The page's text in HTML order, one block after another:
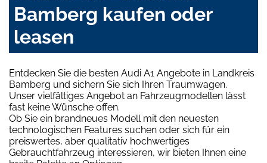
Bamberg kaufen oder
leasen
Entdecken Sie die besten Audi A1 Angebote in Landkreis
Bamberg und sichern Sie sich Ihren Traumwagen.
Unser vielfältiges Angebot an Fahrzeugmodellen lässt
fast keine Wünsche offen.
Ob Sie ein brandneues Modell mit den neuesten
technologischen Features suchen oder sich für ein
preiswertes, aber qualitativ hochwertiges
Gebrauchtfahrzeug interessieren, wir bieten Ihnen eine